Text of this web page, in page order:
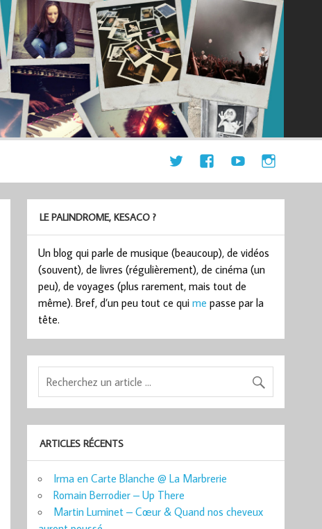
LE PALINDROME, KESACO ?
Un blog qui parle de musique (beaucoup), de vidéos
(souvent), de livres (régulièrement), de cinéma (un
peu), de voyages (plus rarement, mais tout de
même). Bref, d’un peu tout ce quime passe par la
tête.
ARTICLES RÉCENTS
Irma en Carte Blanche @ La Marbrerie
Romain Berrodier – Up There
Martin Luminet – Cœur & Quand nos cheveux